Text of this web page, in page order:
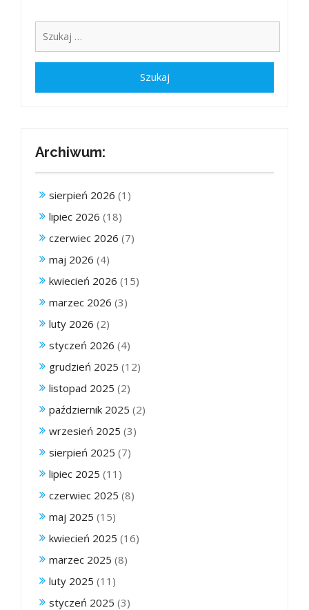
Archiwum:
sierpień 2026 (1)
lipiec 2026 (18)
czerwiec 2026 (7)
maj 2026 (4)
kwiecień 2026 (15)
marzec 2026 (3)
luty 2026 (2)
styczeń 2026 (4)
grudzień 2025 (12)
listopad 2025 (2)
październik 2025 (2)
wrzesień 2025 (3)
sierpień 2025 (7)
lipiec 2025 (11)
czerwiec 2025 (8)
maj 2025 (15)
kwiecień 2025 (16)
marzec 2025 (8)
luty 2025 (11)
styczeń 2025 (3)